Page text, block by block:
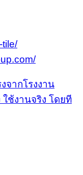
tile/
จากโรงงาน
ใช้งานจริง โดยที